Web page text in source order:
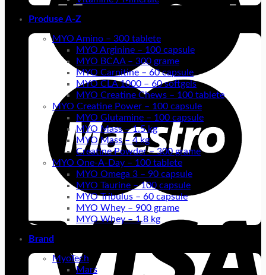
Produse A-Z
MYO Amino – 300 tablete
MYO Arginine – 100 capsule
MYO BCAA – 300 grame
MYO Carnitine – 60 capsule
MYO CLA 1000 – 60 softgels
MYO Creatine Chews – 100 tablete
MYO Creatine Power – 100 capsule
MYO Glutamine – 100 capsule
MYO Mass – 1.5 kg
MYO Mass – 4 kg
Creatine Powder – 300 grame
MYO One-A-Day – 100 tablete
MYO Omega 3 – 90 capsule
MYO Taurine – 100 capsule
MYO Tribulus – 60 capsule
MYO Whey – 900 grame
MYO Whey – 1.8 kg
Brand
MyoTech
Mars